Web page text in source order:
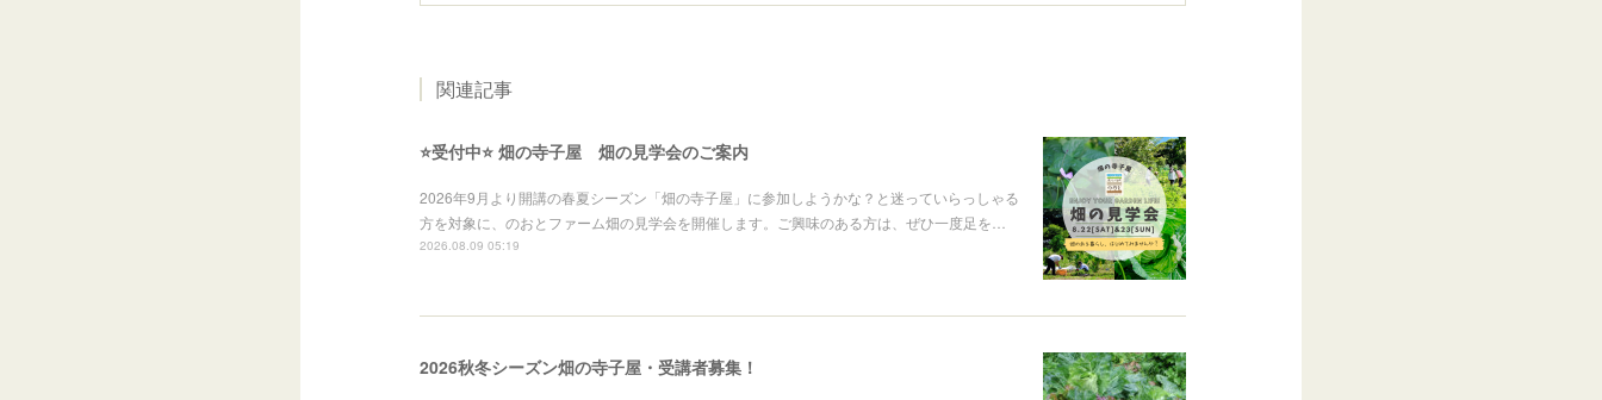
関連記事
⭐️受付中⭐️ 畑の寺子屋 畑の見学会のご案内
2026年9月より開講の春夏シーズン「畑の寺子屋」に参加しようかな？と迷っていらっしゃる
方を対象に、のおとファーム畑の見学会を開催します。ご興味のある方は、ぜひ一度足を…
2026.08.09 05:19
2026秋冬シーズン畑の寺子屋・受講者募集！